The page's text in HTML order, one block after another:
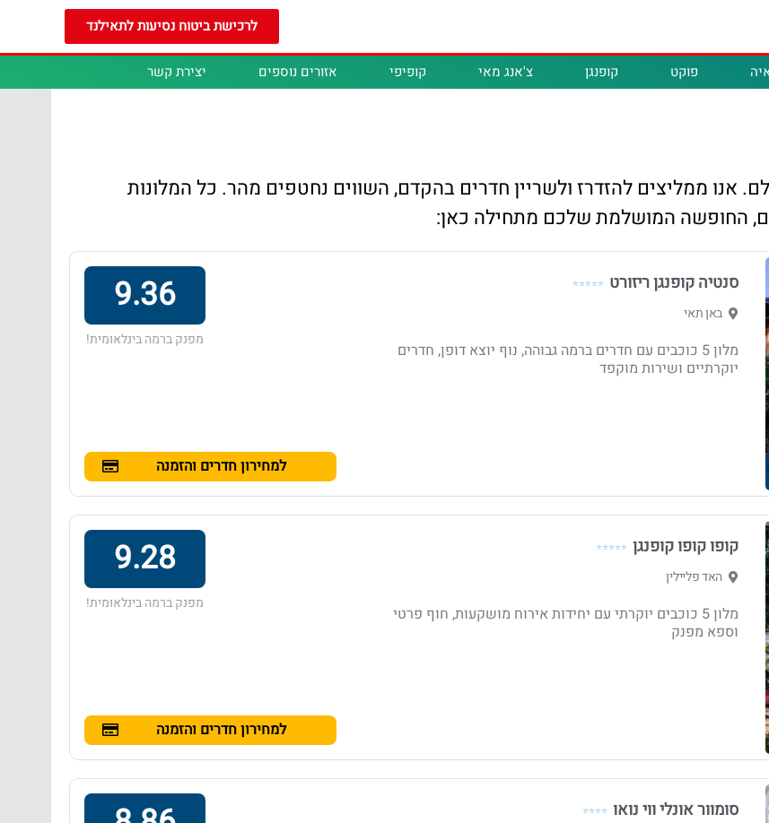
לרכישת ביטוח נסיעות לתאילנד
פוקט קופנגן צ'אנג מאי קופיפי אזורים נוספים יצירת קשר
אנו ממליצים להזדרז ולשריין חדרים בהקדם, השווים נחטפים מהר. כל המלונות
החופשה המושלמת שלכם מתחילה כאן:
סנטיה קופנגן ריזורט ⭐⭐⭐⭐⭐
באן תאי
מלון 5 כוכבים עם חדרים ברמה גבוהה, נוף יוצא דופן, חדרים
יוקרתיים ושירות מוקפד
9.36
מפנק ברמה בינלאומית!
למחירון חדרים והזמנה
קופו קופו קופנגן ⭐⭐⭐⭐⭐
האד פליילין
מלון 5 כוכבים יוקרתי עם יחידות אירוח מושקעות, חוף פרטי
וספא מפנק
9.28
מפנק ברמה בינלאומית!
למחירון חדרים והזמנה
סומוור אונלי ווי נואו ⭐⭐⭐⭐